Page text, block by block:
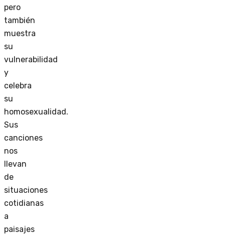
pero
también
muestra
su
vulnerabilidad
y
celebra
su
homosexualidad.
Sus
canciones
nos
llevan
de
situaciones
cotidianas
a
paisajes